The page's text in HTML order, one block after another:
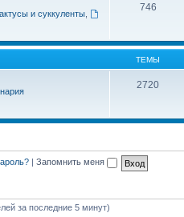
и суккуленты
746
ТЕМЫ
2720
Запомнить меня
за последние 5 минут)